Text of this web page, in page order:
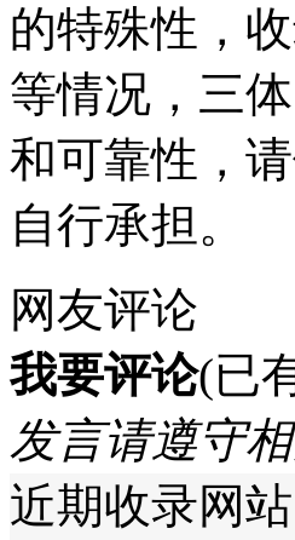
的特殊性，
等情况，三
和可靠性，
自行承担。
网友评论
我要评论(已
发言请遵守
近期收录网站